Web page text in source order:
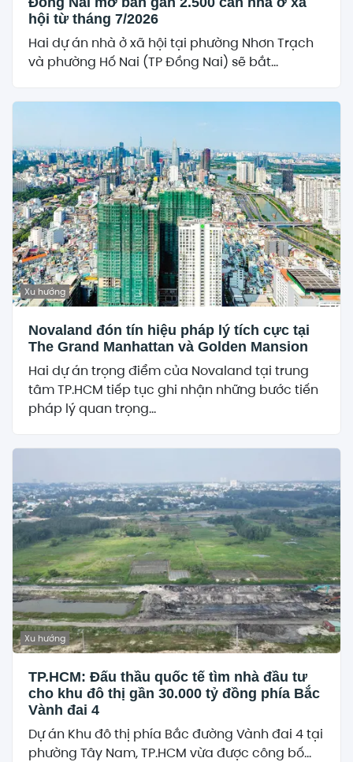
hội từ tháng 7/2026
Hai dự án nhà ở xã hội tại phường Nhơn Trạch
và phường Hố Nai (TP Đồng Nai) sẽ bắt...
Xu hướng
Novaland đón tín hiệu pháp lý tích cực tại
The Grand Manhattan và Golden Mansion
Hai dự án trọng điểm của Novaland tại trung
tâm TP.HCM tiếp tục ghi nhận những bước tiến
pháp lý quan trọng...
Xu hướng
TP.HCM: Đấu thầu quốc tế tìm nhà đầu tư
cho khu đô thị gần 30.000 tỷ đồng phía Bắc
Vành đai 4
Dự án Khu đô thị phía Bắc đường Vành đai 4 tại
phường Tây Nam, TP.HCM vừa được công bố...